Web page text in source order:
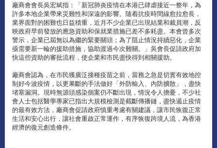
廠商會會長吳宏斌指：「新冠肺炎疫情在本港已肆虐接近一整年，為
許多本地企業帶來災難性和深遠的影響。隨着抗疫時間線愈拉愈長，
業界面對的困難也日益積重，近月不少企業已出現結業和裁員潮，反
映政府早前發放的應急資助和保就業措施已差不多耗盡。本會曾多次
警示，企業已屆無以為繼的緊要關頭；為了阻止情況持續惡化，企業
亟需要新一輪的援助措施，協助渡過今次難關。」吳會長促請政府加
快這些資助的審批流程，使企業和市民盡快得到相關援助。
廠商會認為，在市民獲廣泛接種疫苗之前，當務之急是切實有效地控
制好今波疫情，以更果斷的手法做好「外防輸入、內防擴散」，盡快
堵塞漏洞。現時無源頭感染個案仍不斷出現，情況令人擔憂，不少社
會人士包括醫學專家已指出大規模檢測是截斷傳播鏈，盡快遏止疫情
的最有效方法，廠商會促請政府慎重考慮有關建議，讓市民恢復正常
生活和安心出行，讓社會重啟正常運作，有序恢復跨境人流，為香港
經濟的復元創造條件。